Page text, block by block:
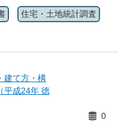
住宅・土地統計調査
建て方・構
平成24年 徳
0